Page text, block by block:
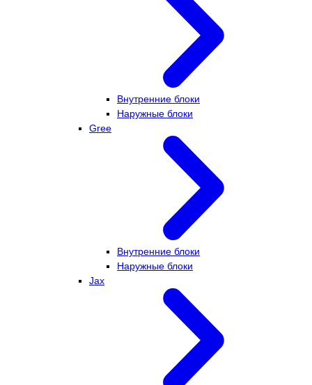
Внутренние блоки
Наружные блоки
Gree
Внутренние блоки
Наружные блоки
Jax